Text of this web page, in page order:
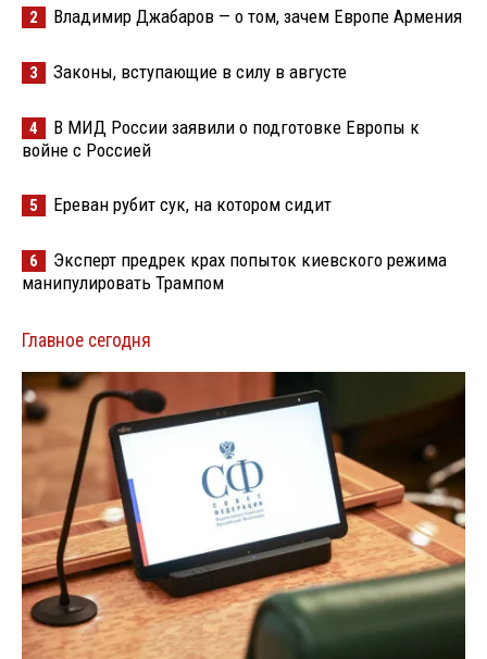
2 Владимир Джабаров — о том, зачем Европе Армения
3 Законы, вступающие в силу в августе
4
В МИД России заявили о подготовке Европы к
войне с Россией
5 Ереван рубит сук, на котором сидит
6
Эксперт предрек крах попыток киевского режима
манипулировать Трампом
Главное сегодня